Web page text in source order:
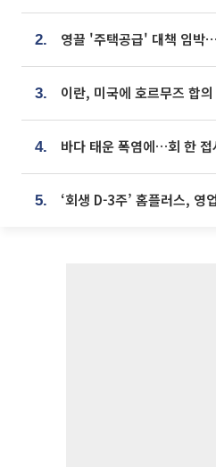
2.
3.
4. 바다 태운 폭염에…회 한 접
5.